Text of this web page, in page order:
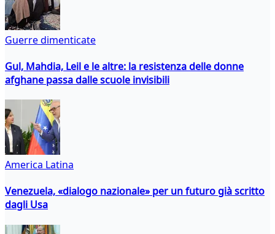
Guerre dimenticate
Gul, Mahdia, Leil e le altre: la resistenza delle donne
afghane passa dalle scuole invisibili
America Latina
Venezuela, «dialogo nazionale» per un futuro già scritto
dagli Usa